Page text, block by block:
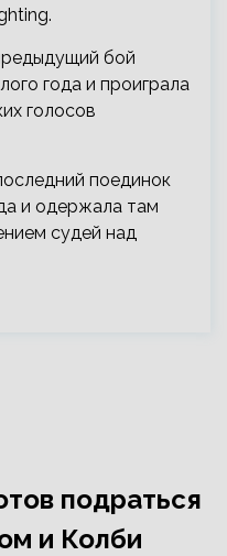
бой
года и проиграла
голосов
поединок
и одержала там
судей над
подраться
и Колби